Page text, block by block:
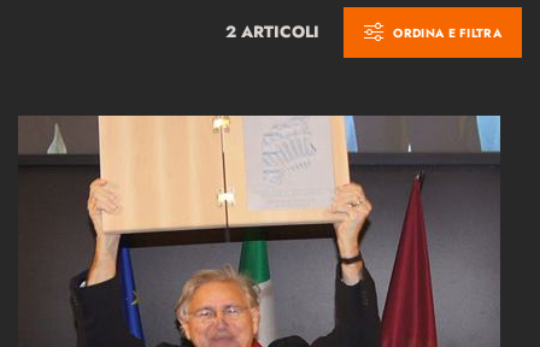
2 ARTICOLI ORDINA E FILTRA